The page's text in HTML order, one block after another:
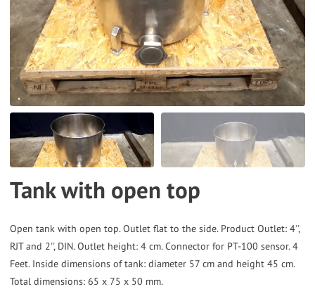
to
the
selected
search
result.
Touch
users
can
use
and
swipe
gestures.
Tank with open top
Open tank with open top. Outlet flat to the side. Product Outlet: 4'',
RJT and 2'', DIN. Outlet height: 4 cm. Connector for PT-100 sensor. 4
Feet. Inside dimensions of tank: diameter 57 cm and height 45 cm.
Total dimensions: 65 x 75 x 50 mm.